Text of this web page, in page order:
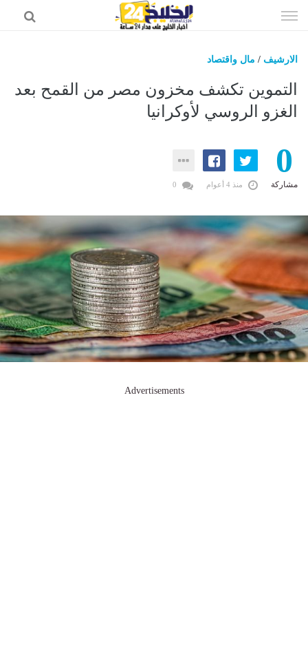
الى
الارشيف / مال واقتصاد
التموين تكشف مخزون مصر من القمح بعد
الغزو الروسي لأوكرانيا
0
مشاركة منذ 4 أعوام
Advertisements
اخبار الخليج